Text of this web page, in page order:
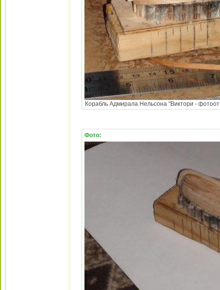
Корабль Адмирала Нельсона "Виктори -
Фото: